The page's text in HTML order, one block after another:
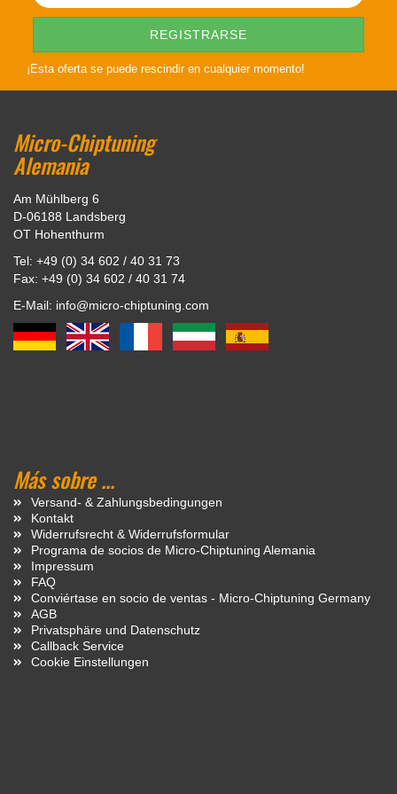
¡Esta oferta se puede rescindir en cualquier momento!
Micro-Chiptuning
Alemania
Am Mühlberg 6
D-06188 Landsberg
OT Hohenthurm
Tel: +49 (0) 34 602 / 40 31 73
Fax: +49 (0) 34 602 / 40 31 74
E-Mail: info@micro-chiptuning.com
Más sobre ...
Versand- & Zahlungsbedingungen
Kontakt
Widerrufsrecht & Widerrufsformular
Programa de socios de Micro-Chiptuning Alemania
Impressum
FAQ
Conviértase en socio de ventas - Micro-Chiptuning Germany
AGB
Privatsphäre und Datenschutz
Callback Service
Cookie Einstellungen